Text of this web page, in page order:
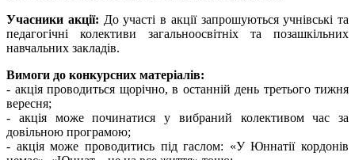
Учасники акції: До участі в акції запрошуються учнівські та
педагогічні колективи загальноосвітніх та позашкільних
навчальних закладів.
Вимоги до конкурсних матеріалів:
- акція проводиться щорічно, в останній день третього тижня
вересня;
- акція може починатися у вибраний колективом час за
довільною програмою;
- акція може проводитись під гаслом: «У Юннатії кордонів